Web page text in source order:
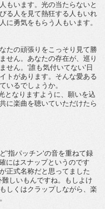
もいます。光の当たらないと
る人を見て熱狂する人もいれ
に勇気をもらう人もいます。
たの頑張りをこっそり見て勝
せん。あなたの存在が、巡り
せん。'誰も気付いてない'日
トがあります。そんな愛ある
いるでしょうか。
となりますように、願いを込
に楽曲を聴いていただけたら
'指パッチン'の音を重ねて録
にはスナップというのです
正式名称だと思ってました
しいもんですね。もしよけ
しくはクラップしながら、楽